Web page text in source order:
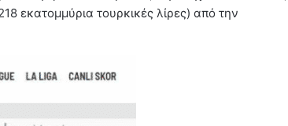
εκατομμύρια τουρκικές λίρες) από την